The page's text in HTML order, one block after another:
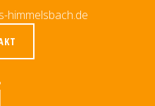
himmelsbach.de